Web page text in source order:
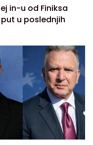
in-u od Finiksa
u poslednjih